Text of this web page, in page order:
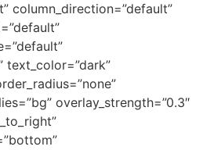
column_direction=”default”
text_color=”dark”
overlay_strength=”0.3″